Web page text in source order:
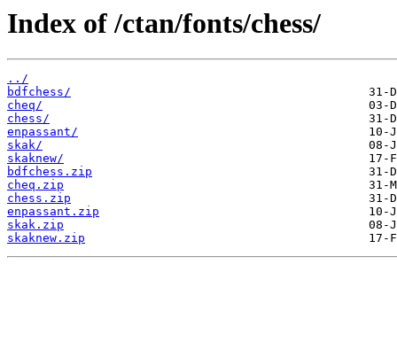
Index of /ctan/fonts/chess/
../
bdfchess/
cheq/
chess/
enpassant/
skak/
skaknew/
bdfchess.zip
cheq.zip
chess.zip
enpassant.zip
skak.zip
skaknew.zip